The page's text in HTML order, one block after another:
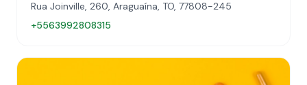
Rua Joinville, 260, Araguaína, TO, 77808-245
+5563992808315